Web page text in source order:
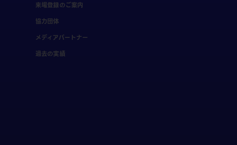
来場登録のご案内
協力団体
メディアパートナー
過去の実績